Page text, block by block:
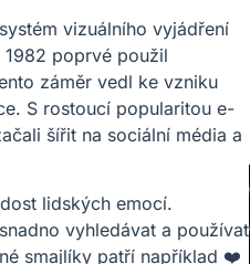
vizuálního vyjádření
poprvé použil
záměr vedl ke vzniku
S rostoucí popularitou e-
šířit na sociální média a
lidských emocí.
vyhledávat a používat
smajlíky patří například ❤️